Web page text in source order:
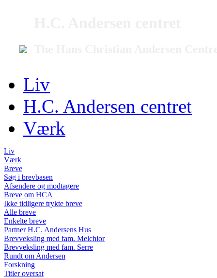
Liv
H.C. Andersen centret
Værk
Liv
Værk
Breve
Søg i brevbasen
Afsendere og modtagere
Breve om HCA
Ikke tidligere trykte breve
Alle breve
Enkelte breve
Partner H.C. Andersens Hus
Brevveksling med fam. Melchior
Brevveksling med fam. Serre
Rundt om Andersen
Forskning
Titler oversat